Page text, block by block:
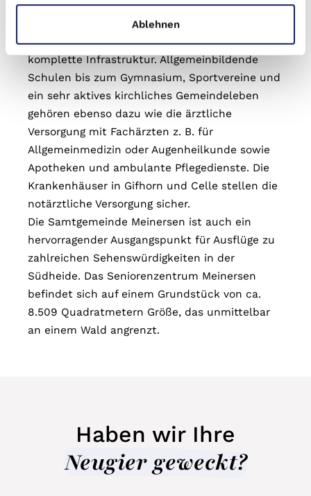
Ablehnen
sorgt.
Die Gemeinde Meinersen mit seinen ca. 8364
Einwohnern in 11 Ortsteilen bietet eine
komplette Infrastruktur. Allgemeinbildende
Schulen bis zum Gymnasium, Sportvereine und
ein sehr aktives kirchliches Gemeindeleben
gehören ebenso dazu wie die ärztliche
Versorgung mit Fachärzten z. B. für
Allgemeinmedizin oder Augenheilkunde sowie
Apotheken und ambulante Pflegedienste. Die
Krankenhäuser in Gifhorn und Celle stellen die
notärztliche Versorgung sicher.
Die Samtgemeinde Meinersen ist auch ein
hervorragender Ausgangspunkt für Ausflüge zu
zahlreichen Sehenswürdigkeiten in der
Südheide. Das Seniorenzentrum Meinersen
befindet sich auf einem Grundstück von ca.
8.509 Quadratmetern Größe, das unmittelbar
an einem Wald angrenzt.
Haben wir Ihre
Neugier geweckt?